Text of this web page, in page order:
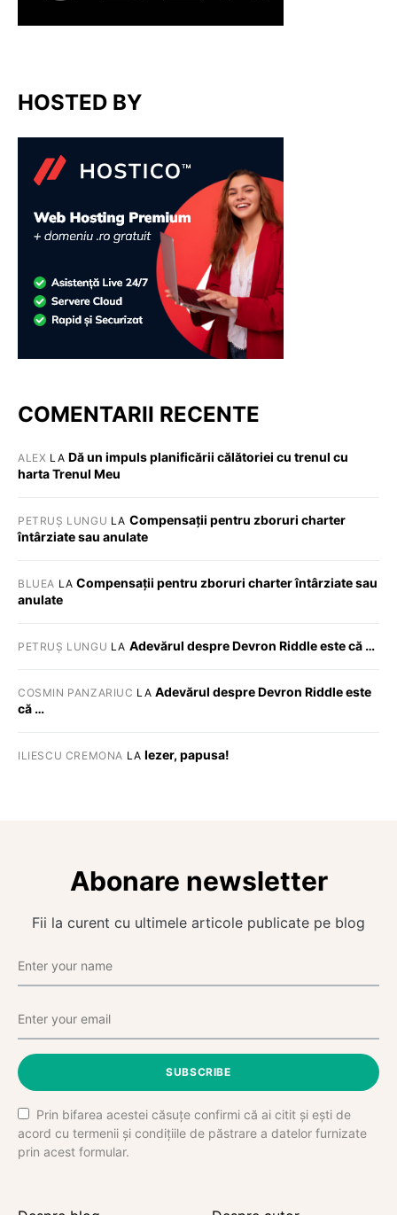
HOSTED BY
COMENTARII RECENTE
ALEX LA Dă un impuls planificării călătoriei cu trenul cu
harta Trenul Meu
PETRUȘ LUNGU LA Compensații pentru zboruri charter
întârziate sau anulate
BLUEA LACompensații pentru zboruri charter întârziate sau
anulate
PETRUȘ LUNGU LA Adevărul despre Devron Riddle este că …
COSMIN PANZARIUC LA Adevărul despre Devron Riddle este
că …
ILIESCU CREMONA LA Iezer, papusa!
Abonare newsletter
Fii la curent cu ultimele articole publicate pe blog
SUBSCRIBE
Prin bifarea acestei căsuțe confirmi că ai citit și ești de
acord cu termenii și condițiile de păstrare a datelor furnizate
prin acest formular.